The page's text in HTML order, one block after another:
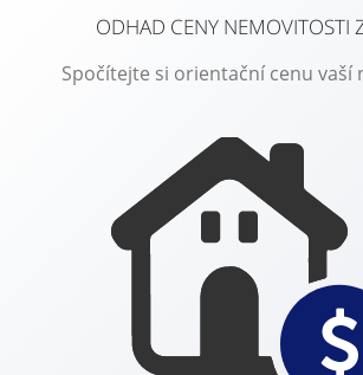
Statistické
Díky statistickým cookies
neustále vylepšovat. Například
stránky jsou nejčastěji
která tlačítka uživatelé klikají
Marketingové
Cílem těchto cookies je
ODHAD CENY NEMOVITOSTI
Spočítejte si orientační cenu vaší